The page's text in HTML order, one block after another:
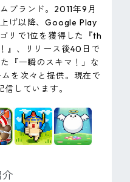
ブランド。2011年9月
げ以降、Google Play
リで1位を獲得した『th
』、リリース後40日で
『一瞬のスキマ！」な
を次々と提供。現在で
しています。